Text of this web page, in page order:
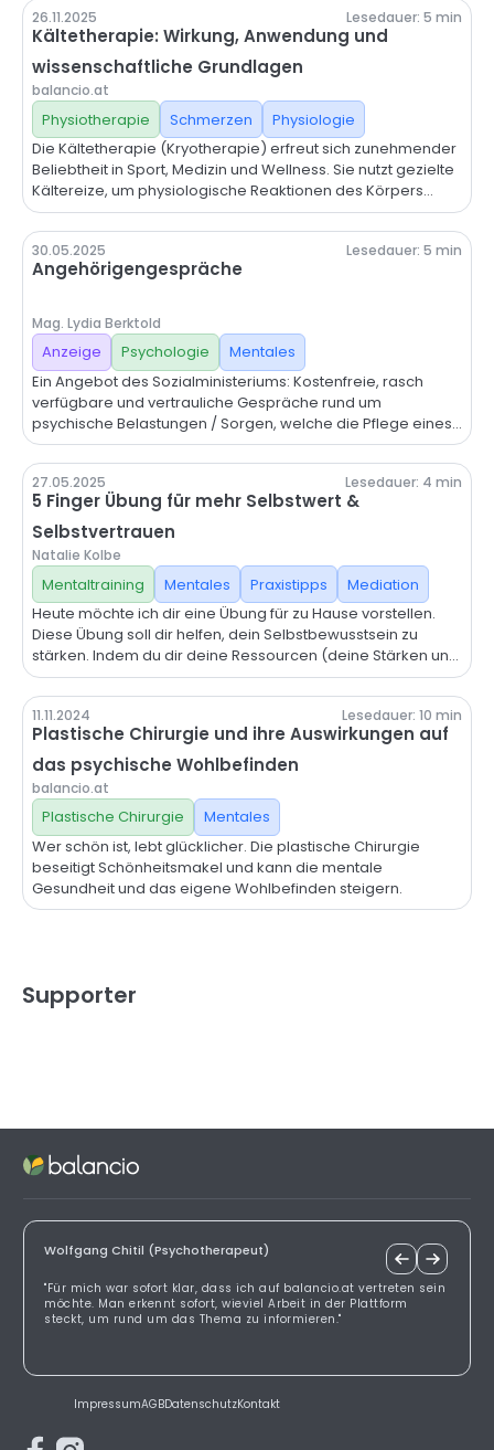
Lesedauer: 5 min
26.11.2025
Kältetherapie: Wirkung, Anwendung und
wissenschaftliche Grundlagen
balancio.at
Physiotherapie Schmerzen
Physiologie
Die Kältetherapie (Kryotherapie) erfreut sich zunehmender
Beliebtheit in Sport, Medizin und Wellness. Sie nutzt gezielte
Kältereize, um physiologische Reaktionen des Körpers
auszulösen, die Entzündungen reduzieren, die
Regeneration fördern und das Wohlbefinden steigern
können. Dieser Artikel gibt einen Überblick über die
wichtigsten Formen, Wirkmechanismen, Vorteile und Risiken
Informationen basieren auf wissenschaftlichen Studien und
Übersichtsarbeiten; Quellen sind inline zitiert und am Ende
aufgelistet.
Lesedauer: 5 min
30.05.2025
Angehörigengespräche
Mag. Lydia Berktold
Anzeige Psychologie
Mentales
Ein Angebot des Sozialministeriums: Kostenfreie, rasch
verfügbare und vertrauliche Gespräche rund um
psychische Belastungen / Sorgen, welche die Pflege eines
Angehörigen zu Hause mit sich bringen. Anmeldung unter
Telefon: 050 808 2087
Lesedauer: 4 min
27.05.2025
5 Finger Übung für mehr Selbstwert &
Selbstvertrauen
Natalie Kolbe
Mentaltraining Mentales Praxistipps
Mediation
Heute möchte ich dir eine Übung für zu Hause vorstellen.
Diese Übung soll dir helfen, dein Selbstbewusstsein zu
stärken. Indem du dir deine Ressourcen (deine Stärken und
Fähigkeiten) selbst bewusst machst, lernst du, mehr in dich
selbst zu vertrauen. Es geht darum, alle Aspekte deines
Selbstwertes mit den 5 Fingern deiner Hand so zu verbinden
(verankern), so dass du dir deine Stärken immer ganz leicht
vor Augen halten kannst.
Lesedauer: 10 min
11.11.2024
Plastische Chirurgie und ihre Auswirkungen auf
das psychische Wohlbefinden
balancio.at
Plastische Chirurgie
Mentales
Wer schön ist, lebt glücklicher. Die plastische Chirurgie
beseitigt Schönheitsmakel und kann die mentale
Gesundheit und das eigene Wohlbefinden steigern.
Supporter
Wolfgang Chitil (Psychotherapeut)
"Für mich war sofort klar, dass ich auf balancio.at vertreten sein
möchte. Man erkennt sofort, wieviel Arbeit in der Plattform
steckt, um rund um das Thema zu informieren."
ImpressumAGBDatenschutzKontakt